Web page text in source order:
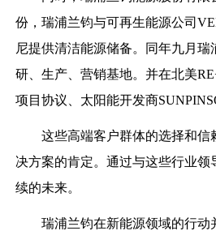
份，瑞浦兰钧与可再生能源公司
尼提供清洁能源储备。同年九月
研、生产、营销基地。并在北美
项目协议、太阳能开发商
这些高端客户群体的选择和
决方案的肯定。通过与这些行业
续的未来。
瑞浦兰钧在新能源领域的行